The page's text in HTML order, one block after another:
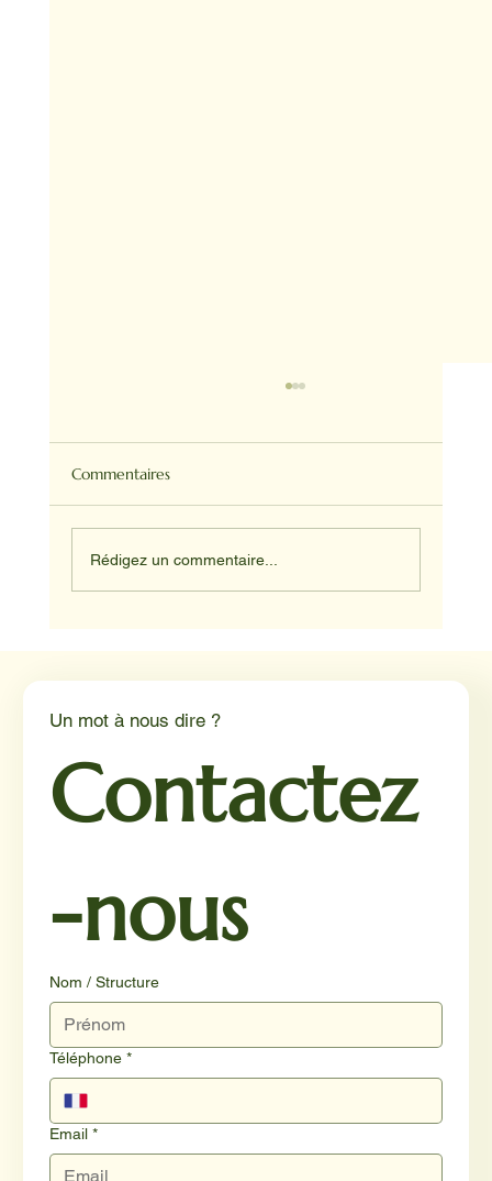
Commentaires
Rédigez un commentaire...
Un mot à nous dire ?
Contactez
-nous
Nom / Structure
Téléphone *
Email *